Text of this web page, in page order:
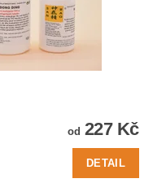
od 227 Kč
DETAIL